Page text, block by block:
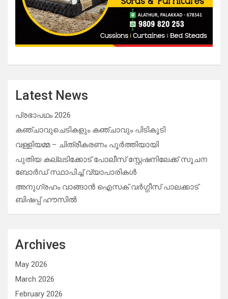
Latest News
പ്രഭാപഥം 2026
കഞ്ചാവുചെടികളും കഞ്ചാവും പിടികൂടി
വള്ളിയമ്മ – ചിത്രീകരണം പൂർത്തിയായി
പുതിയ കല്ലടിക്കോട് പോലീസ് സ്റ്റേഷനിലേക്ക് സൂചന
ബോർഡ് സ്ഥാപിച്ച് വ്യാപാരികൾ
അനുഗ്രഹം വാങ്ങാൻ ഐസക് വര്‍ഗ്ഗീസ് പാലക്കാട്
ബിഷപ്പ് ഹൗസില്‍
Archives
May 2026
March 2026
February 2026